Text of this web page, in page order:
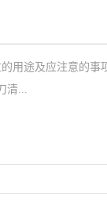
用途及应注意的事
清...